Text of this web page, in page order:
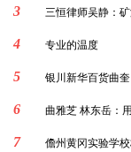
3 三恒律师吴静：
4 专业的温度
5 银川新华百货曲
6 曲雅芝 林东岳：
7 儋州黄冈实验学